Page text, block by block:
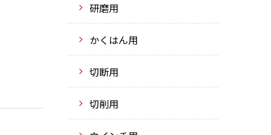
研磨用
かくはん用
切断用
切削用